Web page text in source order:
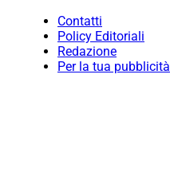
Contatti
Policy Editoriali
Redazione
Per la tua pubblicità